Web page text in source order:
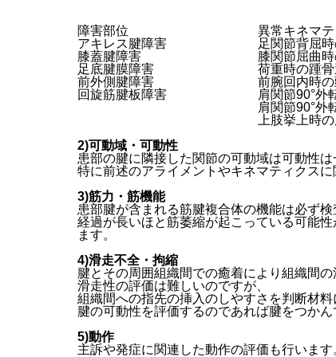
障害部位
異常キネマ
アキレス腱障害
足関節背屈
膝蓋腱障害
膝関節屈曲
足底腱膜障害
荷重時の踵
前外側腱障害
前腕回内時
回旋筋腱板障害
肩関節90°外
肩関節90°外
上肢挙上時
2)可動域・可動性
患部の腱に隣接した関節の可動域は可動性は
特に前述のアライメントやキネマティクスに
3)筋力・筋機能
患部腱が含まれる筋腱複合体の機能は必ず検
経過が長いほと筋萎縮が起こっている可能
ます。
4)滑走不全・拘縮
腱とその周囲組織間での癒着により組織間
滑走性の評価は難しいのですが、
組織間への指先の挿入のしやすさを判断材料
腱の可動性を評価するのであれば腱をつか
5)動作
主訴や発症に関連した動作の評価も行いま